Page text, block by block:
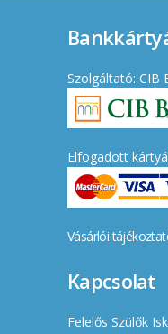
Szolgáltató: CIB
Elfogadott
Vásárlói
Kapcsolat
Felelős Szülők